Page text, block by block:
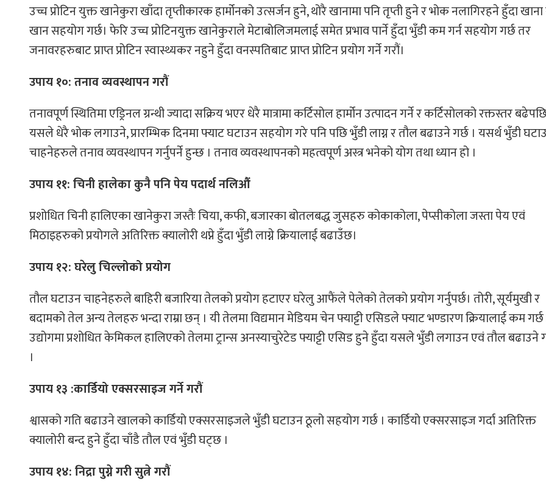
उच्च प्रोटिन युक्त खानेकुरा खाँदा तृप्तीकारक हार्मोनको उत्सर्जन हुने, थोरै खानामा पनि तृप्ती हुने र भोक नलागिरहने हुँदा
खान सहयोग गर्छ। फेरि उच्च प्रोटिनयुक्त खानेकुराले मेटाबोलिजमलाई समेत प्रभाव पार्ने हुँदा भुँडी कम गर्न सहयोग गर्छ तर
जनावरहरुबाट प्राप्त प्रोटिन स्वास्थ्यकर नहुने हुँदा वनस्पतिबाट प्राप्त प्रोटिन प्रयोग गर्ने गरौं।
उपाय १०: तनाव व्यवस्थापन गरौं
तनावपूर्ण स्थितिमा एड्रिनल ग्रन्थी ज्यादा सक्रिय भएर धेरै मात्रामा कर्टिसोल हार्मोन उत्पादन गर्ने र कर्टिसोलको रक्तस्तर
यसले धेरै भोक लगाउने, प्रारम्भिक दिनमा फ्याट घटाउन सहयोग गरे पनि पछि भुँडी लाग्न र तौल बढाउने गर्छ । यसर्थ भुँडी
चाहनेहरुले तनाव व्यवस्थापन गर्नुपर्ने हुन्छ । तनाव व्यवस्थापनको महत्वपूर्ण अस्त्र भनेको योग तथा ध्यान हो ।
उपाय ११: चिनी हालेका कुनै पनि पेय पदार्थ नलिऔं
प्रशोधित चिनी हालिएका खानेकुरा जस्तैः चिया, कफी, बजारका बोतलबद्ध जुसहरु कोकाकोला, पेप्सीकोला जस्ता पेय एवं
मिठाइहरुको प्रयोगले अतिरिक्त क्यालोरी थप्ने हुँदा भुँडी लाग्ने क्रियालाई बढाउँछ।
उपाय १२: घरेलु चिल्लोको प्रयोग
तौल घटाउन चाहनेहरुले बाहिरी बजारिया तेलको प्रयोग हटाएर घरेलु आफैंले पेलेको तेलको प्रयोग गर्नुपर्छ। तोरी, सूर्यमुखी र
बदामको तेल अन्य तेलहरु भन्दा राम्रा छन् । यी तेलमा विद्यमान मेडियम चेन फ्याट्टी एसिडले फ्याट भण्डारण क्रियालाई कम गर्छ
उद्योगमा प्रशोधित केमिकल हालिएको तेलमा ट्रान्स अनस्याचुरेटेड फ्याट्टी एसिड हुने हुँदा यसले भुँडी लगाउन एवं तौल बढाउने
।
उपाय १३ :कार्डियो एक्सरसाइज गर्ने गरौं
श्वासको गति बढाउने खालको कार्डियो एक्सरसाइजले भुँडी घटाउन ठूलो सहयोग गर्छ । कार्डियो एक्सरसाइज गर्दा अतिरिक्त
क्यालोरी बन्द हुने हुँदा चाँडै तौल एवं भुँडी घट्छ ।
उपाय १४: निद्रा पुग्ने गरी सुत्ने गरौं